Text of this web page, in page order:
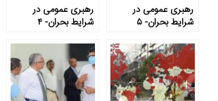
رهبری عمومی در
شرایط بحران- ۵
رهبری عمومی در
شرایط بحران- ۴